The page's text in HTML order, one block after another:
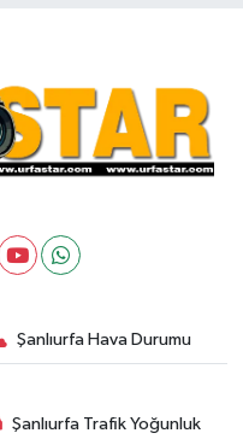
Şanlıurfa Hava Durumu
Şanlıurfa Trafik Yoğunluk